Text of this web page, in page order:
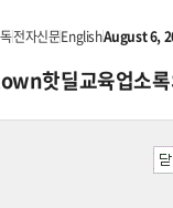
전자신문EnglishAugust 6,
핫딜교육업소록